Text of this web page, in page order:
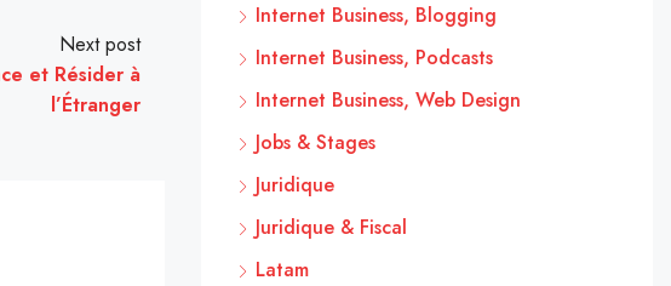
Next post
et Résider à
l’Étranger
Internet Business, Blogging
Internet Business, Podcasts
Internet Business, Web Design
Jobs & Stages
Juridique
Juridique & Fiscal
Latam